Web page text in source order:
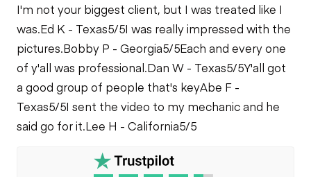
I'm not your biggest client, but I was treated like I
was.Ed K - Texas5/5I was really impressed with the
pictures.Bobby P - Georgia5/5Each and every one
of y'all was professional.Dan W - Texas5/5Y'all got
a good group of people that's keyAbe F -
Texas5/5I sent the video to my mechanic and he
said go for it.Lee H - California5/5